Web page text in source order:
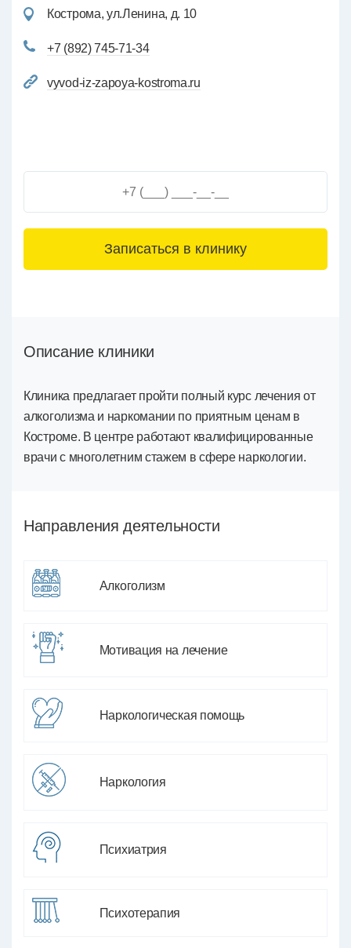
Кострома, ул.Ленина, д. 10
+7 (892) 745-71-34
vyvod-iz-zapoya-kostroma.ru
3+6=
Описание клиники
Клиника предлагает пройти полный курс лечения от
алкоголизма и наркомании по приятным ценам в
Костроме. В центре работают квалифицированные
врачи с многолетним стажем в сфере наркологии.
Направления деятельности
Алкоголизм
Мотивация на лечение
Наркологическая помощь
Наркология
Психиатрия
Психотерапия